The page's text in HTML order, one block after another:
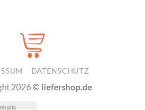
DATENSCHUTZ
2026 © liefershop.de